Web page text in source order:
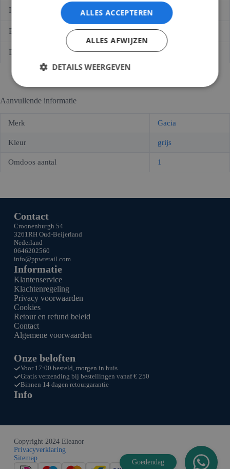
Hoogte/diepte 330,00 (mm)
Breedte 220,00 (mm)
Diepte 110,0 (mm)
Aanvullende informatie
Merk Gacia
Kleur grijs
Omdoos aantal 1
Contact
Croonenburgh 54
3261RH Oud-Beijerland
Nederland
0646202560
info@ppwretail.com
Informatie
Klantenservice
Klachtenregeling
Privacy voorwaarden
Cookies
Retour en refund beleid
Contact
Algemene voorwaarden
Onze beloften
Voor 17:00 besteld, morgen in huis
Gratis verzending bij bestellingen vanaf € 250
Binnen 14 dagen retourgarantie
Info
Copyright 2024 Eleanor
Privacyverklaring
Sitemap
Goedendag
ALLES ACCEPTEREN
ALLES AFWIJZEN
DETAILS WEERGEVEN